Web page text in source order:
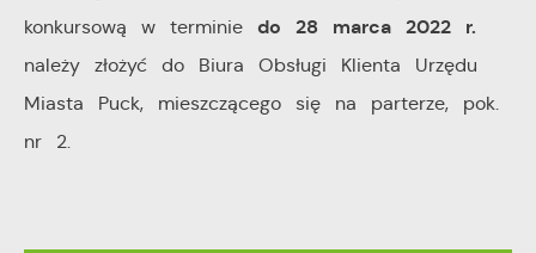
konkursową w terminie do 28 marca 2022 r.
należy złożyć do Biura Obsługi Klienta Urzędu
Miasta Puck, mieszczącego się na parterze, pok.
nr 2.